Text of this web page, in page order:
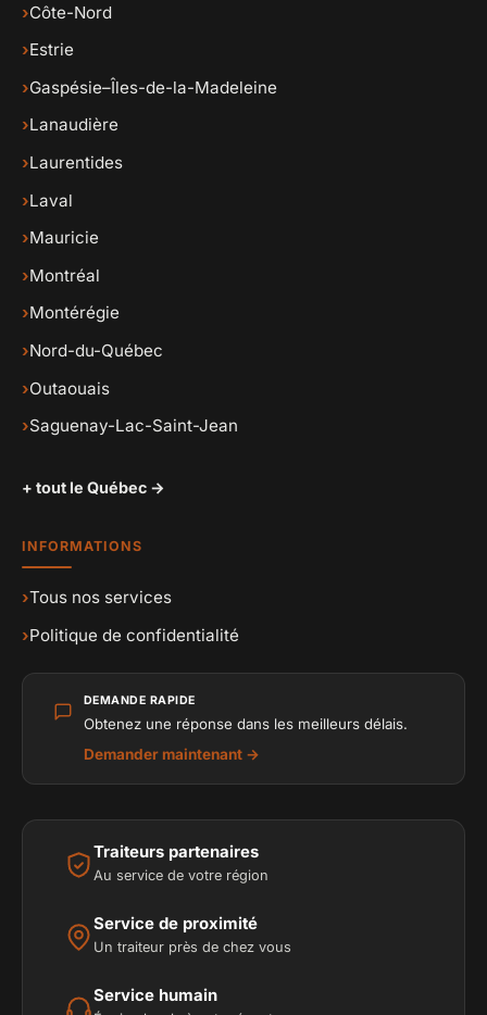
›Côte-Nord
›Estrie
›Gaspésie–Îles-de-la-Madeleine
›Lanaudière
›Laurentides
›Laval
›Mauricie
›Montréal
›Montérégie
›Nord-du-Québec
›Outaouais
›Saguenay-Lac-Saint-Jean
+ tout le Québec →
INFORMATIONS
›Tous nos services
›Politique de confidentialité
DEMANDE RAPIDE
Obtenez une réponse dans les meilleurs délais.
Demander maintenant →
Traiteurs partenaires
Au service de votre région
Service de proximité
Un traiteur près de chez vous
Service humain